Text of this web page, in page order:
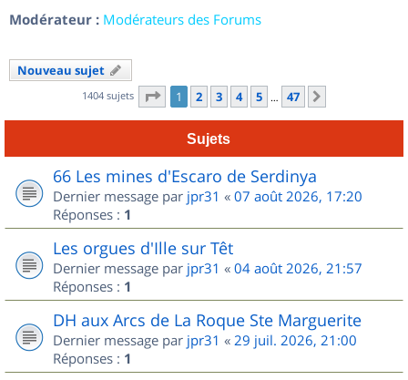
Modérateur : Modérateurs des Forums
Nouveau sujet
1404 sujets Page 1sur
1 2 3 4 5 … 47
Sujets
66 Les mines d'Escaro de Serdinya
Dernier message par jpr31 « 07 août 2026, 17:20
Réponses : 1
Les orgues d'Ille sur Têt
Dernier message par jpr31 « 04 août 2026, 21:57
Réponses : 1
DH aux Arcs de La Roque Ste Marguerite
Dernier message par jpr31 « 29 juil. 2026, 21:00
Réponses : 1